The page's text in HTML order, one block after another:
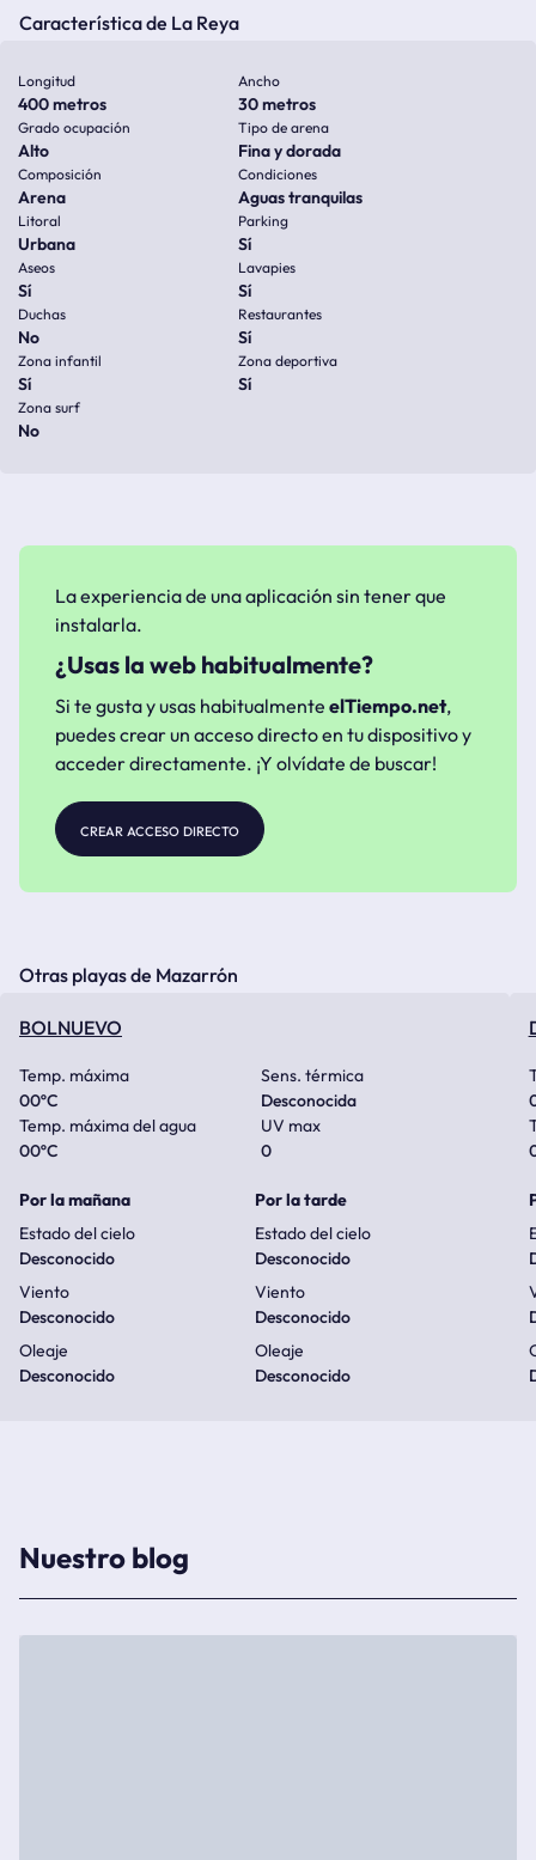
Característica de La Reya
Longitud
400 metros
Ancho
30 metros
Grado ocupación
Alto
Tipo de arena
Fina y dorada
Composición
Arena
Condiciones
Aguas tranquilas
Litoral
Urbana
Parking
Sí
Aseos
Sí
Lavapies
Sí
Duchas
No
Restaurantes
Sí
Zona infantil
Sí
Zona deportiva
Sí
Zona surf
No
La experiencia de una aplicación sin tener que
instalarla.
¿Usas la web habitualmente?
Si te gusta y usas habitualmente elTiempo.net,
puedes crear un acceso directo en tu dispositivo y
acceder directamente. ¡Y olvídate de buscar!
crear acceso directo
Otras playas de Mazarrón
BOLNUEVO
Temp. máxima
00ºC
Sens. térmica
Desconocida
Temp. máxima del agua
00ºC
UV max
0
Por la mañana
Estado del cielo
Desconocido
Viento
Desconocido
Oleaje
Desconocido
Por la tarde
Estado del cielo
Desconocido
Viento
Desconocido
Oleaje
Desconocido
Nuestro blog